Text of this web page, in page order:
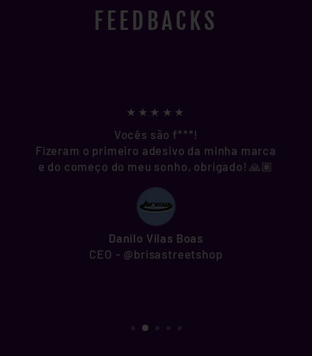
FEEDBACKS
★★★★★
Vocês são f***!
Fizeram o primeiro adesivo da minha marca
e do começo do meu sonho, obrigado! 🙏🏽
Danilo Vilas Boas
CEO - @brisastreetshop